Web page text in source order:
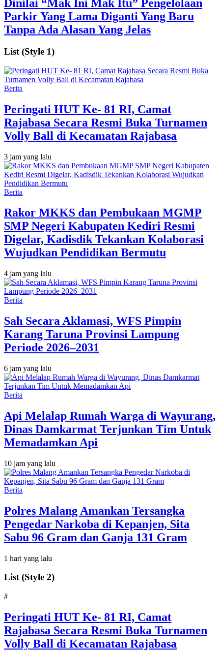
Dinilai “Mak Ini Mak Itu” Pengelolaan
Parkir Yang Lama Diganti Yang Baru
Tanpa Ada Alasan Yang Jelas
List (Style 1)
Berita
Peringati HUT Ke- 81 RI, Camat
Rajabasa Secara Resmi Buka Turnamen
Volly Ball di Kecamatan Rajabasa
3 jam yang lalu
Berita
Rakor MKKS dan Pembukaan MGMP
SMP Negeri Kabupaten Kediri Resmi
Digelar, Kadisdik Tekankan Kolaborasi
Wujudkan Pendidikan Bermutu
4 jam yang lalu
Berita
Sah Secara Aklamasi, WFS Pimpin
Karang Taruna Provinsi Lampung
Periode 2026–2031
6 jam yang lalu
Berita
Api Melalap Rumah Warga di Wayurang,
Dinas Damkarmat Terjunkan Tim Untuk
Memadamkan Api
10 jam yang lalu
Berita
Polres Malang Amankan Tersangka
Pengedar Narkoba di Kepanjen, Sita
Sabu 96 Gram dan Ganja 131 Gram
1 hari yang lalu
List (Style 2)
#
Peringati HUT Ke- 81 RI, Camat
Rajabasa Secara Resmi Buka Turnamen
Volly Ball di Kecamatan Rajabasa